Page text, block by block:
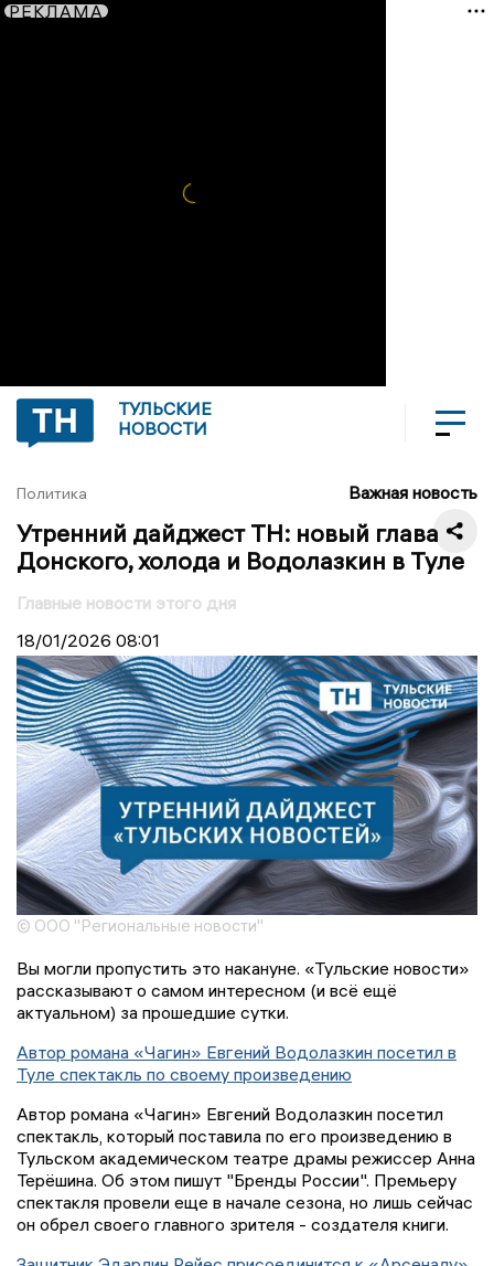
РЕКЛАМА
ТУЛЬСКИЕ
НОВОСТИ
Политика Важная новость
Утренний дайджест ТН: новый глава
Донского, холода и Водолазкин в Туле
Главные новости этого дня
18/01/2026 08:01
© ООО "Региональные новости"
Вы могли пропустить это накануне. «Тульские новости»
рассказывают о самом интересном (и всё ещё
актуальном) за прошедшие сутки.
Автор романа «Чагин» Евгений Водолазкин посетил в
Туле спектакль по своему произведению
Автор романа «Чагин» Евгений Водолазкин посетил
спектакль, который поставила по его произведению в
Тульском академическом театре драмы режиссер Анна
Терёшина. Об этом пишут "Бренды России". Премьеру
спектакля провели еще в начале сезона, но лишь сейчас
он обрел своего главного зрителя - создателя книги.